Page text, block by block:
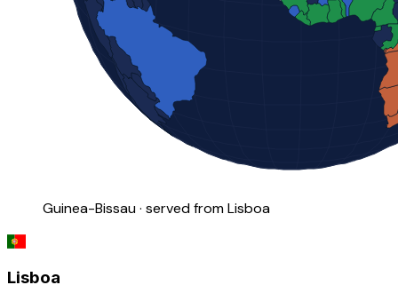
Guinea-Bissau · served from Lisboa
Lisboa